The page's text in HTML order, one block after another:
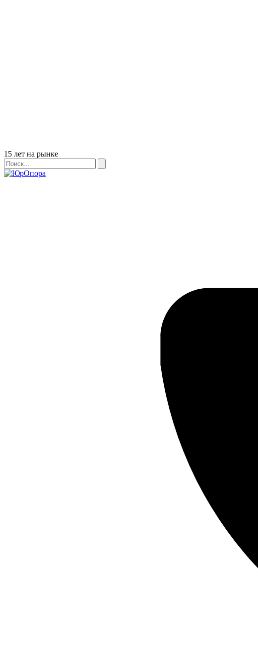
Бейдж
15 лет на рынке
Поиск
Поиск